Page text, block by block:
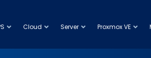
Cloud Server Proxmox VE